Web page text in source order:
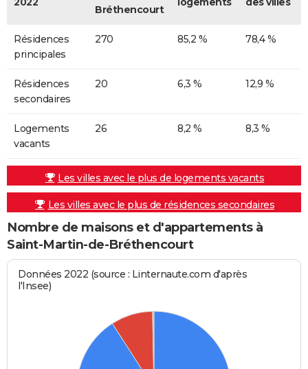
Bréthencourt
Résidences
principales
270 85,2 % 78,4 %
Résidences
secondaires
20 6,3 % 12,9 %
Logements
vacants
26 8,2 % 8,3 %
Les villes avec le plus de logements vacants
Les villes avec le plus de résidences secondaires
Nombre de maisons et d'appartements à
Saint-Martin-de-Bréthencourt
Données 2022 (source : Linternaute.com d'après
l'Insee)